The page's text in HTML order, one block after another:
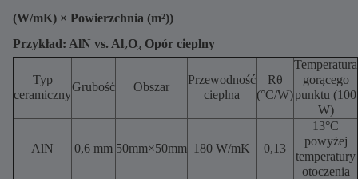
(W/mK) × Powierzchnia (m²))
Przykład: AlN vs. Al₂O₃ Opór cieplny
Typ
ceramiczny
Grubość Obszar
Przewodność
cieplna
Rθ
(°C/W)
Temperatura
gorącego
punktu (100
W)
AlN 0,6 mm 50mm×50mm 180 W/mK 0,13
13°C
powyżej
temperatury
otoczenia